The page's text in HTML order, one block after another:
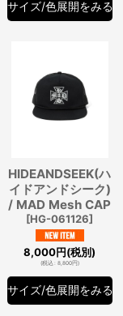
サイズ/色展開をみる
HIDEANDSEEK(ハ
イドアンドシーク)
/ MAD Mesh CAP
[HG-061126]
8,000円(税別)
(税込: 8,800円)
サイズ/色展開をみる